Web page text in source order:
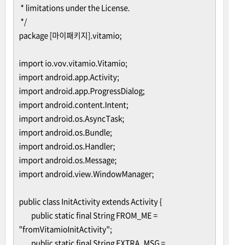
* limitations under the License.
*/
package [마이패키지].vitamio;
import io.vov.vitamio.Vitamio;
import android.app.Activity;
import android.app.ProgressDialog;
import android.content.Intent;
import android.os.AsyncTask;
import android.os.Bundle;
import android.os.Handler;
import android.os.Message;
import android.view.WindowManager;
public class InitActivity extends Activity {
public static final String FROM_ME =
"fromVitamioInitActivity";